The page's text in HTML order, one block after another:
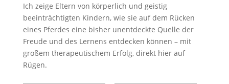
Ich zeige Eltern von körperlich und geistig
beeinträchtigten Kindern, wie sie auf dem Rücken
eines Pferdes eine bisher unentdeckte Quelle der
Freude und des Lernens entdecken können – mit
großem therapeutischem Erfolg, direkt hier auf
Rügen.